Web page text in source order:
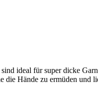
ideal für super dicke
die Hände zu ermüden und